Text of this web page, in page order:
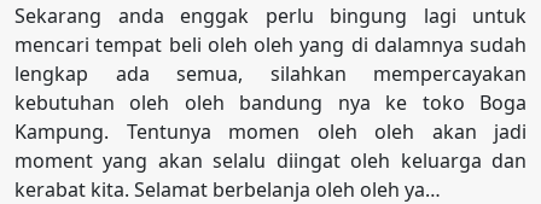
Sekarang anda enggak perlu bingung lagi untuk
mencari tempat beli oleh oleh yang di dalamnya sudah
lengkap ada semua, silahkan mempercayakan
kebutuhan oleh oleh bandung nya ke toko Boga
Kampung. Tentunya momen oleh oleh akan jadi
moment yang akan selalu diingat oleh keluarga dan
kerabat kita. Selamat berbelanja oleh oleh ya…